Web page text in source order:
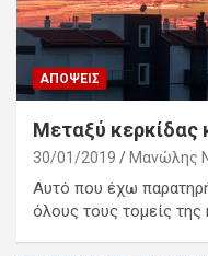
ΑΠΌΨΕΙΣ
Μεταξύ κερκίδας
30/01/2019 Μανώλης
Αυτό που έχω
όλους τους τομείς